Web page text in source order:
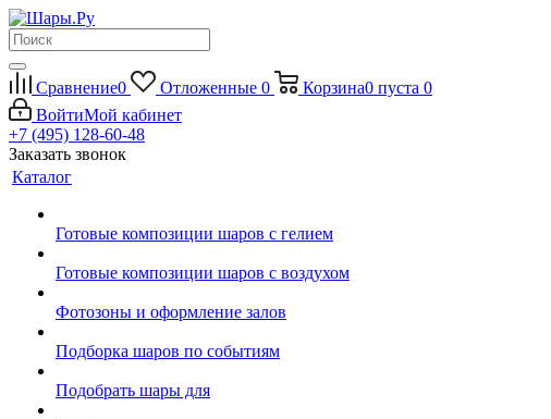
Сравнение0 Отложенные 0 Корзина0 пуста 0
ВойтиМой кабинет
+7 (495) 128-60-48
Заказать звонок
Каталог
Готовые композиции шаров с гелием
Готовые композиции шаров с воздухом
Фотозоны и оформление залов
Подборка шаров по событиям
Подобрать шары для